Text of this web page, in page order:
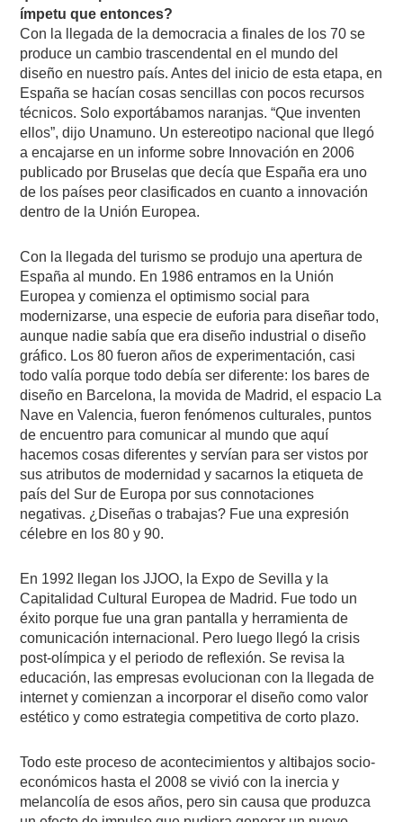
ímpetu que entonces?
Con la llegada de la democracia a finales de los 70 se
produce un cambio trascendental en el mundo del
diseño en nuestro país. Antes del inicio de esta etapa, en
España se hacían cosas sencillas con pocos recursos
técnicos. Solo exportábamos naranjas. “Que inventen
ellos”, dijo Unamuno. Un estereotipo nacional que llegó
a encajarse en un informe sobre Innovación en 2006
publicado por Bruselas que decía que España era uno
de los países peor clasificados en cuanto a innovación
dentro de la Unión Europea.
Con la llegada del turismo se produjo una apertura de
España al mundo. En 1986 entramos en la Unión
Europea y comienza el optimismo social para
modernizarse, una especie de euforia para diseñar todo,
aunque nadie sabía que era diseño industrial o diseño
gráfico. Los 80 fueron años de experimentación, casi
todo valía porque todo debía ser diferente: los bares de
diseño en Barcelona, la movida de Madrid, el espacio La
Nave en Valencia, fueron fenómenos culturales, puntos
de encuentro para comunicar al mundo que aquí
hacemos cosas diferentes y servían para ser vistos por
sus atributos de modernidad y sacarnos la etiqueta de
país del Sur de Europa por sus connotaciones
negativas. ¿Diseñas o trabajas? Fue una expresión
célebre en los 80 y 90.
En 1992 llegan los JJOO, la Expo de Sevilla y la
Capitalidad Cultural Europea de Madrid. Fue todo un
éxito porque fue una gran pantalla y herramienta de
comunicación internacional. Pero luego llegó la crisis
post-olímpica y el periodo de reflexión. Se revisa la
educación, las empresas evolucionan con la llegada de
internet y comienzan a incorporar el diseño como valor
estético y como estrategia competitiva de corto plazo.
Todo este proceso de acontecimientos y altibajos socio-
económicos hasta el 2008 se vivió con la inercia y
melancolía de esos años, pero sin causa que produzca